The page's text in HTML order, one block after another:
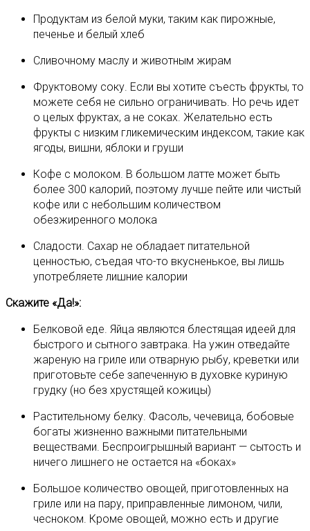
Продуктам из белой муки, таким как пирожные,
печенье и белый хлеб
Сливочному маслу и животным жирам
Фруктовому соку. Если вы хотите съесть фрукты, то
можете себя не сильно ограничивать. Но речь идет
о целых фруктах, а не соках. Желательно есть
фрукты с низким гликемическим индексом, такие как
ягоды, вишни, яблоки и груши
Кофе с молоком. В большом латте может быть
более 300 калорий, поэтому лучше пейте или чистый
кофе или с небольшим количеством
обезжиренного молока
Сладости. Сахар не обладает питательной
ценностью, съедая что-то вкусненькое, вы лишь
употребляете лишние калории
Скажите «Да!»:
Белковой еде. Яйца являются блестящая идеей для
быстрого и сытного завтрака. На ужин отведайте
жареную на гриле или отварную рыбу, креветки или
приготовьте себе запеченную в духовке куриную
грудку (но без хрустящей кожицы)
Растительному белку. Фасоль, чечевица, бобовые
богаты жизненно важными питательными
веществами. Беспроигрышный вариант — сытость и
ничего лишнего не остается на «боках»
Большое количество овощей, приготовленных на
гриле или на пару, приправленные лимоном, чили,
чесноком. Кроме овощей, можно есть и другие